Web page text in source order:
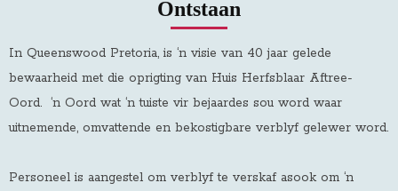
Ontstaan
In Queenswood Pretoria, is ‘n visie van 40 jaar gelede
bewaarheid met die oprigting van Huis Herfsblaar Aftree-
Oord. ‘n Oord wat ‘n tuiste vir bejaardes sou word waar
uitnemende, omvattende en bekostigbare verblyf gelewer word.
Personeel is aangestel om verblyf te verskaf asook om ‘n